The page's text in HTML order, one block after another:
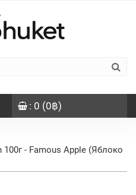
: 0 (0฿)
- Famous Apple (Яблоко